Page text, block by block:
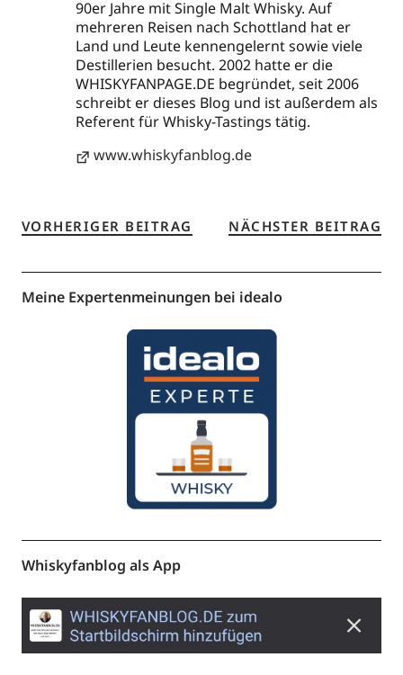
90er Jahre mit Single Malt Whisky. Auf
mehreren Reisen nach Schottland hat er
Land und Leute kennengelernt sowie viele
Destillerien besucht. 2002 hatte er die
WHISKYFANPAGE.DE begründet, seit 2006
schreibt er dieses Blog und ist außerdem als
Referent für Whisky-Tastings tätig.
www.whiskyfanblog.de
VORHERIGER BEITRAG NÄCHSTER BEITRAG
Meine Expertenmeinungen bei idealo
Whiskyfanblog als App